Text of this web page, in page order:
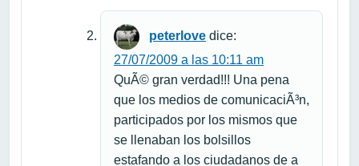
peterlove dice:
27/07/2009 a las 10:11 am
QuÃ© gran verdad!!! Una pena
que los medios de comunicaciÃ³n,
participados por los mismos que
se llenaban los bolsillos
estafando a los ciudadanos de a